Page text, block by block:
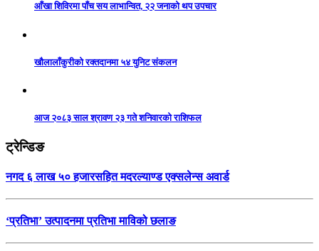
आँखा शिविरमा पाँच सय लाभान्वित, २२ जनाको थप उपचार
खौलालाँकुरीको रक्तदानमा ५४ युनिट संकलन
आज २०८३ साल श्रावण २३ गते शनिवारको राशिफल
ट्रेन्डिङ
नगद ६ लाख ५० हजारसहित मदरल्याण्ड एक्सलेन्स अवार्ड
‘प्रतिभा’ उत्पादनमा प्रतिभा माविको छलाङ